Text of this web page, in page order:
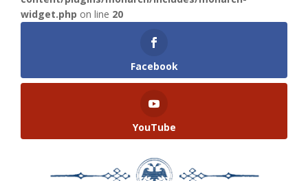
widget.php on line 20
Facebook
YouTube